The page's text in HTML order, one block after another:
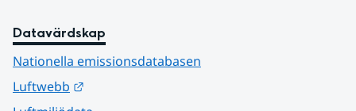
Datavärdskap
Nationella emissionsdatabasen
Luftwebb